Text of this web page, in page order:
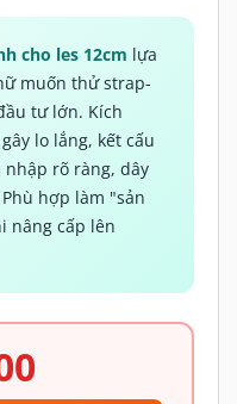
cho les 12cm lựa
muốn thử strap-
tư lớn. Kích
lo lắng, kết cấu
nhập rõ ràng, dây
hợp làm "sản
nâng cấp lên